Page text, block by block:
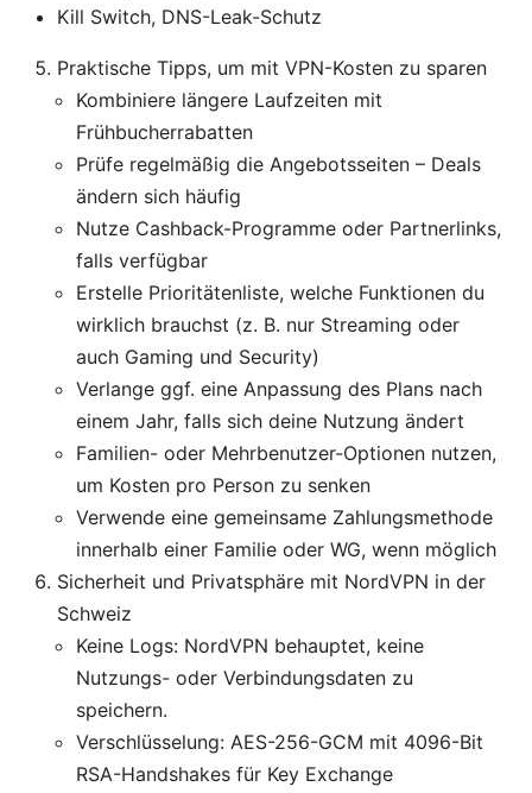
Kill Switch, DNS-Leak-Schutz
Praktische Tipps, um mit VPN-Kosten zu sparen
Kombiniere längere Laufzeiten mit
Frühbucherrabatten
Prüfe regelmäßig die Angebotsseiten – Deals
ändern sich häufig
Nutze Cashback-Programme oder Partnerlinks,
falls verfügbar
Erstelle Prioritätenliste, welche Funktionen du
wirklich brauchst (z. B. nur Streaming oder
auch Gaming und Security)
Verlange ggf. eine Anpassung des Plans nach
einem Jahr, falls sich deine Nutzung ändert
Familien- oder Mehrbenutzer-Optionen nutzen,
um Kosten pro Person zu senken
Verwende eine gemeinsame Zahlungsmethode
innerhalb einer Familie oder WG, wenn möglich
Sicherheit und Privatsphäre mit NordVPN in der
Schweiz
Keine Logs: NordVPN behauptet, keine
Nutzungs- oder Verbindungsdaten zu
speichern.
Verschlüsselung: AES-256-GCM mit 4096-Bit
RSA-Handshakes für Key Exchange